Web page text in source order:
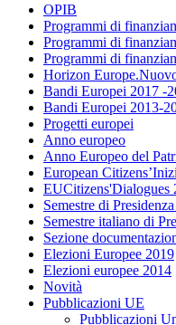
OPIB
Programmi di
Programmi di
Programmi di
Horizon
Bandi Europei 2017 -
Bandi Europei 2013-
Progetti europei
Anno europeo
Anno Europeo del
European
EUCitizens'Dialogues
Semestre di
Semestre italiano di
Sezione
Elezioni Europee 2019
Elezioni europee 2014
Novità
Pubblicazioni UE
Pubblicazioni